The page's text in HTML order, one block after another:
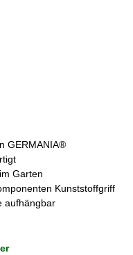
GERMANIA®
Garten
Kunststoffgriff
aufhängbar